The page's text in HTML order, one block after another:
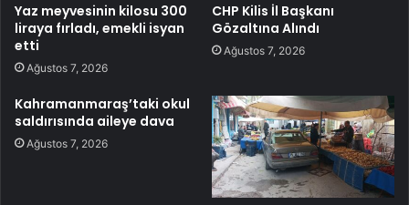
Yaz meyvesinin kilosu 300
liraya fırladı, emekli isyan
etti
Ağustos 7, 2026
CHP Kilis İl Başkanı
Gözaltına Alındı
Ağustos 7, 2026
Kahramanmaraş’taki okul
saldırısında aileye dava
Ağustos 7, 2026